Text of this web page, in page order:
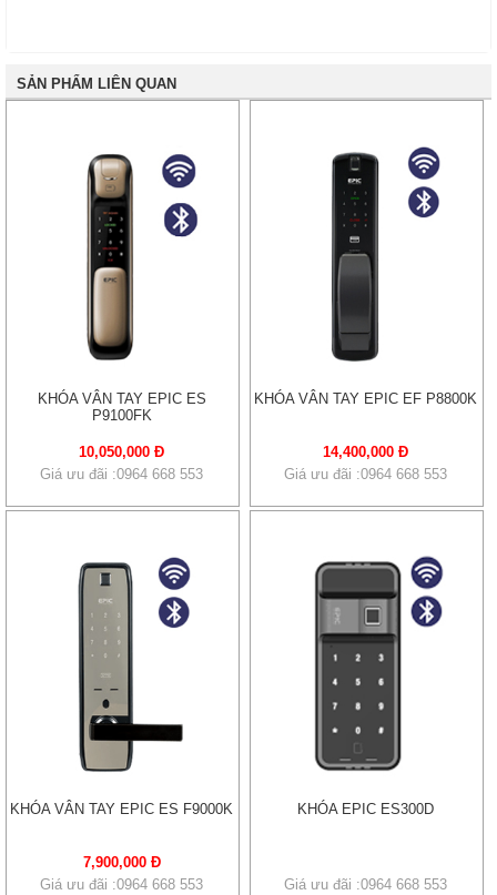
SẢN PHẨM LIÊN QUAN
KHÓA VÂN TAY EPIC ES
P9100FK
10,050,000 Đ
Giá ưu đãi :0964 668 553
KHÓA VÂN TAY EPIC EF P8800K
14,400,000 Đ
Giá ưu đãi :0964 668 553
KHÓA VÂN TAY EPIC ES F9000K
7,900,000 Đ
Giá ưu đãi :0964 668 553
KHÓA EPIC ES300D
Giá ưu đãi :0964 668 553